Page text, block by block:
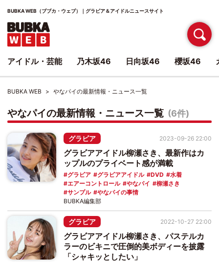
BUBKA WEB（ブブカ・ウェブ）｜グラビア＆アイドルニュースサイト
BUBKA WEB やなパイの最新情報・ニュース一覧
やなパイの最新情報・ニュース一覧 (6件)
グラビア
グラビアアイドル柳瀬さき、最新作はカ
ップルのプライベート感が満載
グラビア グラビアアイドル DVD
水着
エアーコントロール
やなパイ
柳瀬さき
サンプル
やなパイの事情
2023-09-26 22:00
BUBKA編集部
グラビア
グラビアアイドル柳瀬さき、パステルカ
ラーのビキニで圧倒的美ボディーを披露
「シャキッとしたい」
2022-10-27 22:00
アイドル・芸能 乃木坂46 日向坂46 櫻坂46